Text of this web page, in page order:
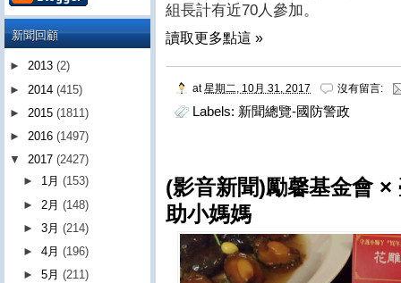
組長計有近70人參加。
讀取更多點這 »
at 星期二, 10月 31, 2017 沒有留言:
Labels: 新聞總覽-國防警政
(影音新聞)勵馨基金會
助小媽媽
新聞回顧
► 2013 (2)
► 2014 (415)
► 2015 (1811)
► 2016 (1497)
▼ 2017 (2427)
► 1月(153)
► 2月(148)
►3月(214)
►4月(196)
►5月(211)